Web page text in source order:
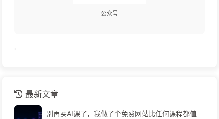
公众号
'
最新文章
别再买AI课了，我做了个免费网站比任何课程都值